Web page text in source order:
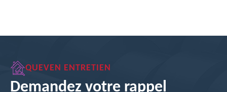
QUEVEN ENTRETIEN
Demandez votre rappel